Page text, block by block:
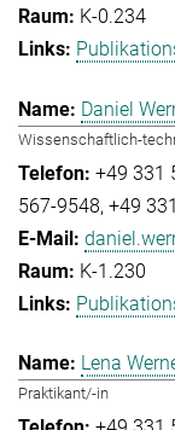
K-0.234
Daniel
Wissenschaftlich-
+49 331
567-9548 +49
K-1.230
Lena
Praktikant/-in